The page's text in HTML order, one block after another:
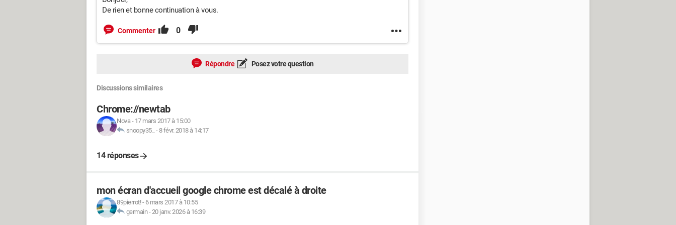
De rien et bonne continuation à vous.
Commenter 0
Répondre Posez votre question
Discussions similaires
Chrome://newtab
Nova- 17 mars 2017 à 15:00
snoopy35_ -8 févr. 2018 à 14:17
14 réponses
mon écran d'accueil google chrome est décalé à droite
89pierrot!- 6 mars 2017 à 10:55
germain-20 janv. 2026 à 16:39